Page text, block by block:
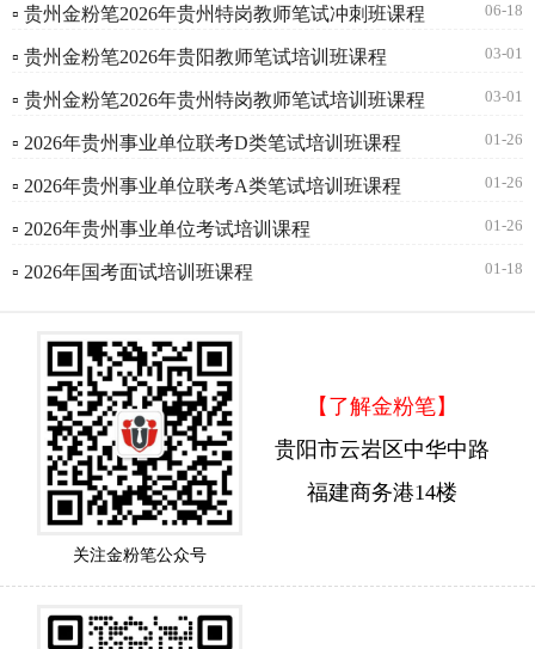
▫ 贵州金粉笔2026年贵州特岗教师笔试冲刺班课程 06-18
▫ 贵州金粉笔2026年贵阳教师笔试培训班课程 03-01
▫ 贵州金粉笔2026年贵州特岗教师笔试培训班课程 03-01
▫ 2026年贵州事业单位联考D类笔试培训班课程 01-26
▫ 2026年贵州事业单位联考A类笔试培训班课程 01-26
▫ 2026年贵州事业单位考试培训课程 01-26
▫ 2026年国考面试培训班课程 01-18
关注金粉笔公众号
【了解金粉笔】
贵阳市云岩区中华中路
福建商务港14楼